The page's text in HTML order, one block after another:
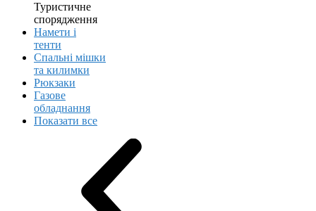
Туристичне
спорядження
Намети і
тенти
Спальні мішки
та килимки
Рюкзаки
Газове
обладнання
Показати все